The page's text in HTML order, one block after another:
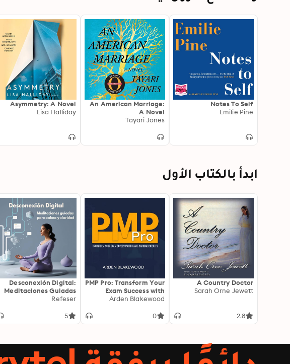
Notes To Self
Emilie Pine
An American Marriage:
A Novel
Tayari Jones
Asymmetry: A Novel
Lisa Halliday
ابدأ بالكتاب الأول
A Country Doctor
Sarah Orne Jewett
2.8
PMP Pro: Transform Your
Exam Success with
Game-Changing
PMP exam results! Dive
Arden Blakewood
0
Desconexión Digital:
Meditaciones Guiadas
para Calma y Claridad
Refeser
5